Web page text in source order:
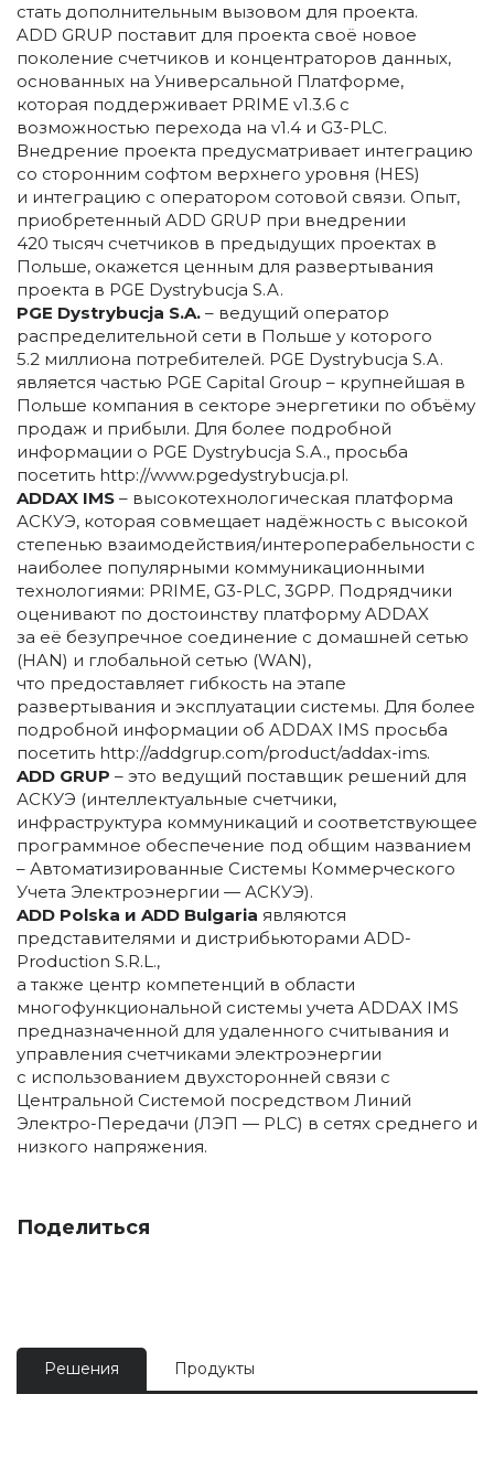
стать дополнительным вызовом для проекта.
ADD GRUP поставит для проекта своё новое
поколение счетчиков и концентраторов данных,
основанных на Универсальной Платформе,
которая поддерживает PRIME v1.3.6 с
возможностью перехода на v1.4 и G3-PLC.
Внедрение проекта предусматривает интеграцию
со сторонним софтом верхнего уровня (HES)
и интеграцию с оператором сотовой связи. Опыт,
приобретенный ADD GRUP при внедрении
420 тысяч счетчиков в предыдущих проектах в
Польше, окажется ценным для развертывания
проекта в PGE Dystrybucja S.A.
PGE Dystrybucja S.A. – ведущий оператор
распределительной сети в Польше у которого
5.2 миллиона потребителей. PGE Dystrybucja S.A.
является частью PGE Capital Group – крупнейшая в
Польше компания в секторе энергетики по объёму
продаж и прибыли. Для более подробной
информации о PGE Dystrybucja S.A., просьба
посетить http://www.pgedystrybucja.pl.
ADDAX IMS – высокотехнологическая платформа
АСКУЭ, которая совмещает надёжность с высокой
степенью взаимодействия/интероперабельности с
наиболее популярными коммуникационными
технологиями: PRIME, G3-PLC, 3GPP. Подрядчики
оценивают по достоинству платформу ADDAX
за её безупречное соединение с домашней сетью
(HAN) и глобальной сетью (WAN),
что предоставляет гибкость на этапе
развертывания и эксплуатации системы. Для более
подробной информации об ADDAX IMS просьба
посетить http://addgrup.com/product/addax-ims.
ADD GRUP – это ведущий поставщик решений для
АСКУЭ (интеллектуальные счетчики,
инфраструктура коммуникаций и соответствующее
программное обеспечение под общим названием
– Автоматизированные Системы Коммерческого
Учета Электроэнергии — АСКУЭ).
ADD Polska и ADD Bulgaria являются
представителями и дистрибьюторами ADD-
Production S.R.L.,
а также центр компетенций в области
многофункциональной системы учета ADDAX IMS
предназначенной для удаленного считывания и
управления счетчиками электроэнергии
с использованием двухсторонней связи с
Центральной Системой посредством Линий
Электро-Передачи (ЛЭП — PLC) в сетях среднего и
низкого напряжения.
Поделиться
Решения Продукты